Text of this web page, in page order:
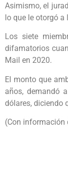
Asimismo, el
lo que le otorgó a
Los siete
difamatorios
Mail en 2020.
El monto que
años, demandó
dólares, diciendo
(Con información